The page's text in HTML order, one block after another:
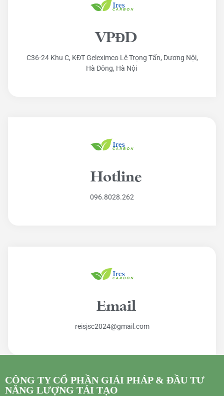
VPĐD
C36-24 Khu C, KĐT Geleximco Lê Trọng Tấn, Dương Nội,
Hà Đông, Hà Nội
Hotline
096.8028.262
Email
reisjsc2024@gmail.com
CÔNG TY CỔ PHẦN GIẢI PHÁP & ĐẦU TƯ
NĂNG LƯỢNG TÁI TẠO